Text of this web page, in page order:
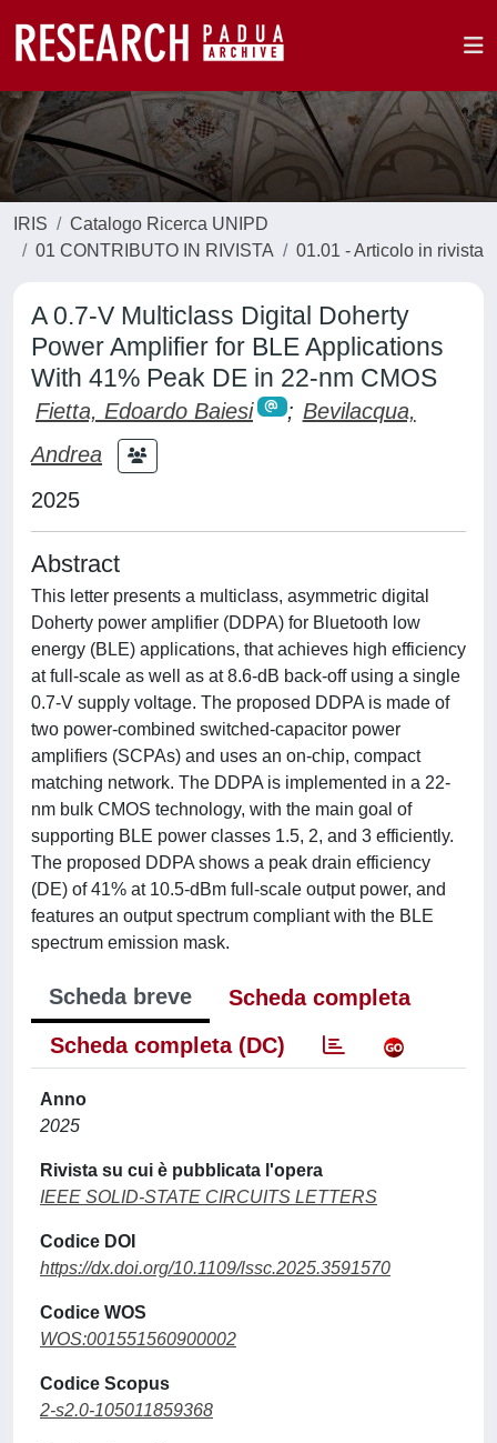
IRIS
Catalogo Ricerca UNIPD
01 CONTRIBUTO IN RIVISTA
01.01 - Articolo in rivista
A 0.7-V Multiclass Digital Doherty
Power Amplifier for BLE Applications
With 41% Peak DE in 22-nm CMOS
Fietta, Edoardo Baiesi ; Bevilacqua,
Andrea
2025
Abstract
This letter presents a multiclass, asymmetric digital
Doherty power amplifier (DDPA) for Bluetooth low
energy (BLE) applications, that achieves high efficiency
at full-scale as well as at 8.6-dB back-off using a single
0.7-V supply voltage. The proposed DDPA is made of
two power-combined switched-capacitor power
amplifiers (SCPAs) and uses an on-chip, compact
matching network. The DDPA is implemented in a 22-
nm bulk CMOS technology, with the main goal of
supporting BLE power classes 1.5, 2, and 3 efficiently.
The proposed DDPA shows a peak drain efficiency
(DE) of 41% at 10.5-dBm full-scale output power, and
features an output spectrum compliant with the BLE
spectrum emission mask.
Scheda breve
Scheda completa
Scheda completa (DC)
Anno
2025
Rivista su cui è pubblicata l'opera
IEEE SOLID-STATE CIRCUITS LETTERS
Codice DOI
https://dx.doi.org/10.1109/lssc.2025.3591570
Codice WOS
WOS:001551560900002
Codice Scopus
2-s2.0-105011859368